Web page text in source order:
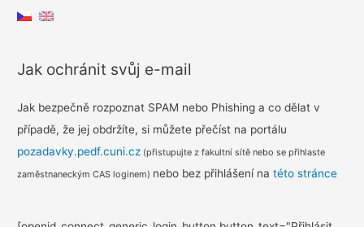
Jak ochránit svůj e-mail
Jak bezpečně rozpoznat SPAM nebo Phishing a co dělat v
případě, že jej obdržíte, si můžete přečíst na portálu
pozadavky.pedf.cuni.cz (přistupujte z fakultní sítě nebo se přihlaste
zaměstnaneckým CAS loginem) nebo bez přihlášení natéto stránce